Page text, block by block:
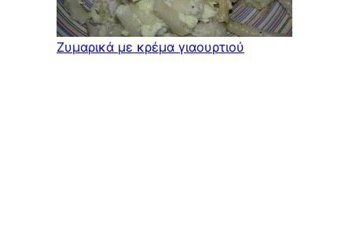
Ζυμαρικά με κρέμα γιαουρτιού